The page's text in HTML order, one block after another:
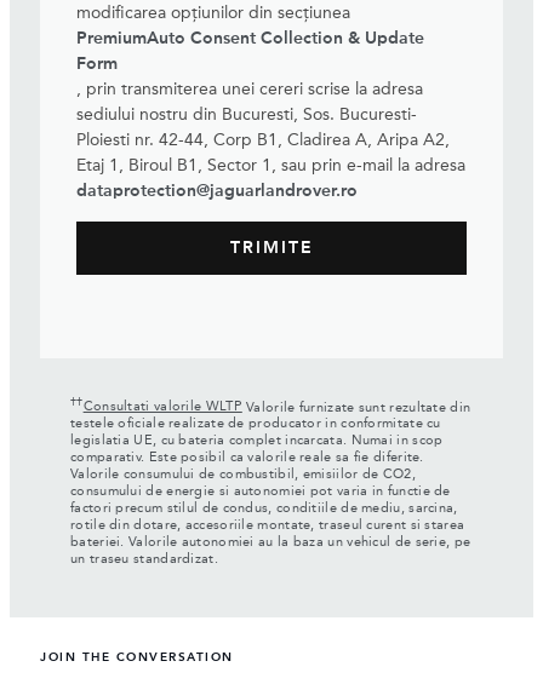
modificarea opțiunilor din secțiunea
PremiumAuto Consent Collection & Update
Form
, prin transmiterea unei cereri scrise la adresa
sediului nostru din Bucuresti, Sos. Bucuresti-
Ploiesti nr. 42-44, Corp B1, Cladirea A, Aripa A2,
Etaj 1, Biroul B1, Sector 1, sau prin e-mail la adresa
dataprotection@jaguarlandrover.ro
††Consultati valorile WLTP Valorile furnizate sunt rezultate din
testele oficiale realizate de producator in conformitate cu
legislatia UE, cu bateria complet incarcata. Numai in scop
comparativ. Este posibil ca valorile reale sa fie diferite.
Valorile consumului de combustibil, emisiilor de CO2,
consumului de energie si autonomiei pot varia in functie de
factori precum stilul de condus, conditiile de mediu, sarcina,
rotile din dotare, accesoriile montate, traseul curent si starea
bateriei. Valorile autonomiei au la baza un vehicul de serie, pe
un traseu standardizat.
JOIN THE CONVERSATION